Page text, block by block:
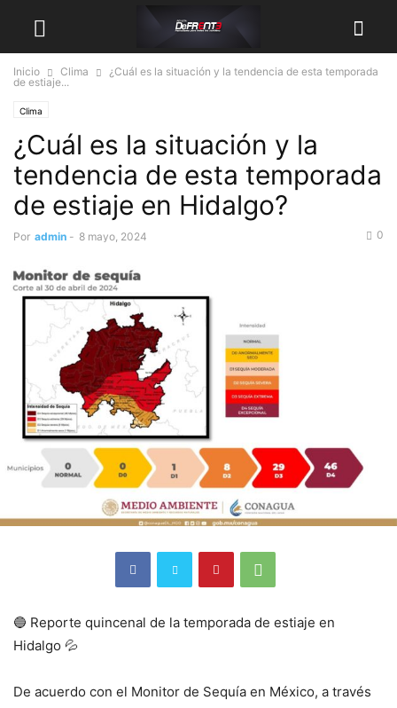
Inicio Clima
¿Cuál es la situación y la tendencia de esta temporada
de estiaje...
Clima
¿Cuál es la situación y la
tendencia de esta temporada
de estiaje en Hidalgo?
Por admin - 8 mayo, 2024 0
🔵 Reporte quincenal de la temporada de estiaje en
Hidalgo 💦
De acuerdo con el Monitor de Sequía en México, a través